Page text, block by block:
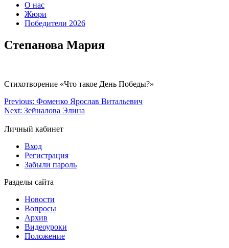
О нас
Жюри
Победители 2026
Степанова Мария
Стихотворение «Что такое День Победы?»
Previous: Фоменко Ярослав Витальевич
Next: Зейналова Элина
Личный кабинет
Вход
Регистрация
Забыли пароль
Разделы сайта
Новости
Вопросы
Архив
Видеоуроки
Положение